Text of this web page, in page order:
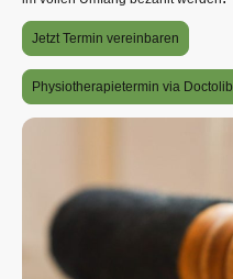
Jetzt Termin vereinbaren
Physiotherapietermin via Doctolib